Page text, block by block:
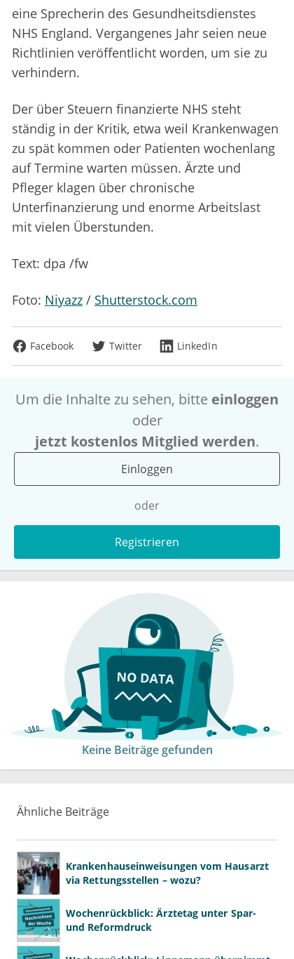
eine Sprecherin des Gesundheitsdienstes
NHS England. Vergangenes Jahr seien neue
Richtlinien veröffentlicht worden, um sie zu
verhindern.
Der über Steuern finanzierte NHS steht
ständig in der Kritik, etwa weil Krankenwagen
zu spät kommen oder Patienten wochenlang
auf Termine warten müssen. Ärzte und
Pfleger klagen über chronische
Unterfinanzierung und enorme Arbeitslast
mit vielen Überstunden.
Text: dpa /fw
Foto: Niyazz / Shutterstock.com
Facebook Twitter LinkedIn
Um die Inhalte zu sehen, bitte einloggen
oder
jetzt kostenlos Mitglied werden.
Einloggen
oder
Registrieren
Keine Beiträge gefunden
Ähnliche Beiträge
Krankenhauseinweisungen vom Hausarzt
via Rettungsstellen – wozu?
Wochenrückblick: Ärztetag unter Spar-
und Reformdruck